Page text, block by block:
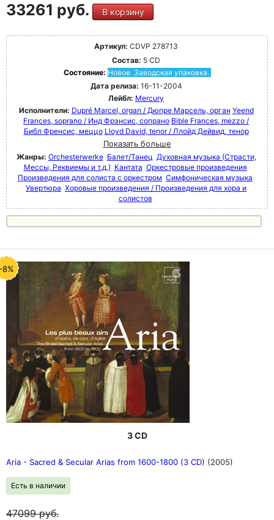
33261 руб. В корзину
Артикул: CDVP 278713
Состав: 5 CD
Состояние: Новое. Заводская упаковка.
Дата релиза: 16-11-2004
Лейбл: Mercury
Исполнители: Dupré Marcel, organ / Дюпре Марсель, орган Yeend
Frances, soprano / Инд Фрэнсис, сопрано Bible Frances, mezzo /
Библ Френсис, меццо Lloyd David, tenor / Ллойд Дейвид, тенор
Показать больше
Жанры: Orchesterwerke Балет/Танец Духовная музыка (Страсти,
Мессы, Реквиемы и т.д.) Кантата Оркестровые произведения
Произведения для солиста с оркестром Симфоническая музыка
Увертюра Хоровые произведения / Произведения для хора и
солистов
8%
3 CD
Aria - Sacred & Secular Arias from 1600-1800 (3 CD) (2005)
Есть в наличии
47099руб.